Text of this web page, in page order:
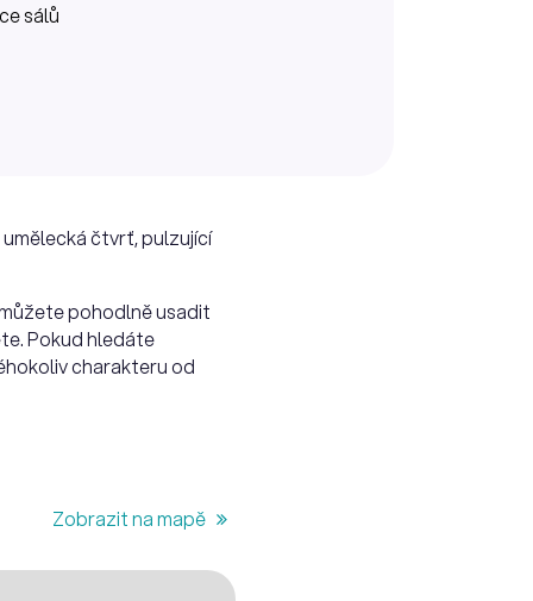
sálů
čtvrť, pulzující
pohodlně usadit
Pokud hledáte
charakteru od
Zobrazit na mapě